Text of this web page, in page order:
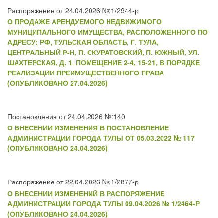
Распоряжение от 24.04.2026 №:1/2944-р
О ПРОДАЖЕ АРЕНДУЕМОГО НЕДВИЖИМОГО
МУНИЦИПАЛЬНОГО ИМУЩЕСТВА, РАСПОЛОЖЕННОГО ПО
АДРЕСУ: РФ, ТУЛЬСКАЯ ОБЛАСТЬ, Г. ТУЛА,
ЦЕНТРАЛЬНЫЙ Р-Н, П. СКУРАТОВСКИЙ, П. ЮЖНЫЙ, УЛ.
ШАХТЕРСКАЯ, Д. 1, ПОМЕЩЕНИЕ 2-4, 15-21, В ПОРЯДКЕ
РЕАЛИЗАЦИИ ПРЕИМУЩЕСТВЕННОГО ПРАВА
(ОПУБЛИКОВАНО 27.04.2026)
Постановление от 24.04.2026 №:140
О ВНЕСЕНИИ ИЗМЕНЕНИЯ В ПОСТАНОВЛЕНИЕ
АДМИНИСТРАЦИИ ГОРОДА ТУЛЫ ОТ 05.03.2022 № 117
(ОПУБЛИКОВАНО 24.04.2026)
Распоряжение от 22.04.2026 №:1/2877-р
О ВНЕСЕНИИ ИЗМЕНЕНИЙ В РАСПОРЯЖЕНИЕ
АДМИНИСТРАЦИИ ГОРОДА ТУЛЫ 09.04.2026 № 1/2464-Р
(ОПУБЛИКОВАНО 24.04.2026)